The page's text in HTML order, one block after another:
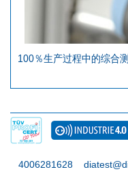
100％生产过程中的综合
4006281628